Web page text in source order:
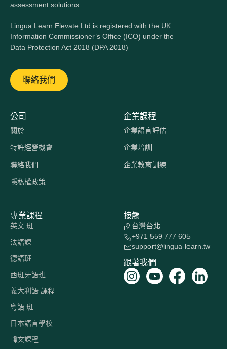
assessment solutions
Lingua Learn Elevate Ltd is registered with the UK
Information Commissioner’s Office (ICO) under the
Data Protection Act 2018 (DPA 2018)
聯絡我們
公司
關於
特許經營機會
聯絡我們
隱私權政策
企業課程
企業語言評估
企業培訓
企業教育訓練
專業課程
英文 班
法語課
德語班
西班牙語班
義大利語 課程
粵語 班
日本語言學校
韓文課程
接觸
台灣台北
+971 559 777 605
support@lingua-learn.tw
跟著我們